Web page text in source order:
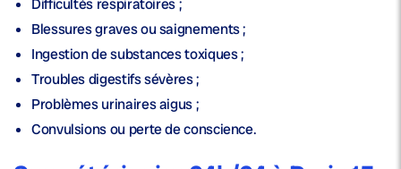
Difficultés respiratoires ;
Blessures graves ou saignements ;
Ingestion de substances toxiques ;
Troubles digestifs sévères ;
Problèmes urinaires aigus ;
Convulsions ou perte de conscience.